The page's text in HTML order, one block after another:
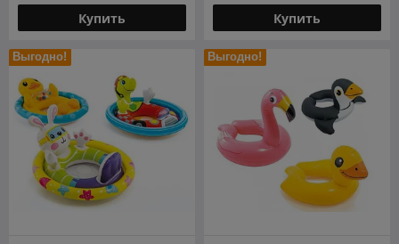
Купить Купить
Выгодно! Выгодно!